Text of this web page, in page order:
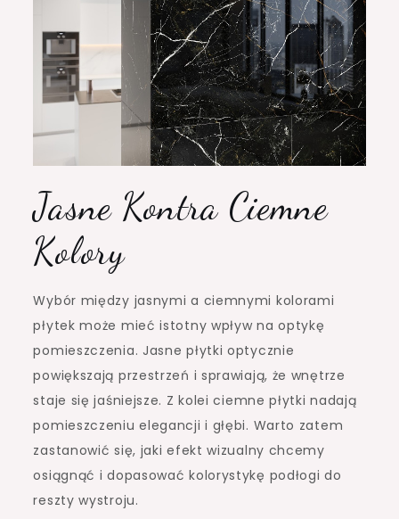
Jasne Kontra Ciemne
Kolory
Wybór między jasnymi a ciemnymi kolorami
płytek może mieć istotny wpływ na optykę
pomieszczenia. Jasne płytki optycznie
powiększają przestrzeń i sprawiają, że wnętrze
staje się jaśniejsze. Z kolei ciemne płytki nadają
pomieszczeniu elegancji i głębi. Warto zatem
zastanowić się, jaki efekt wizualny chcemy
osiągnąć i dopasować kolorystykę podłogi do
reszty wystroju.